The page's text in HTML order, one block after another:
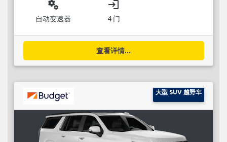
miscellaneous_services
自动变速器
login
4 门
查看详情...
大型 SUV 越野车